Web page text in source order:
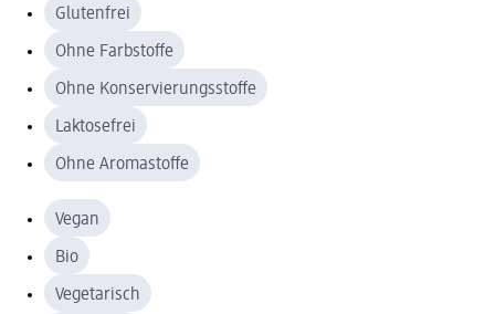
Glutenfrei
Ohne Farbstoffe
Ohne Konservierungsstoffe
Laktosefrei
Ohne Aromastoffe
Vegan
Bio
Vegetarisch